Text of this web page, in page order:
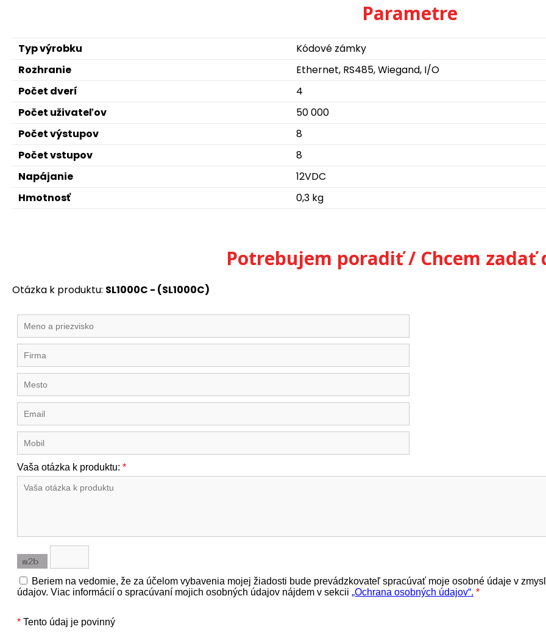
Parametre
Typ výrobku
Kódové zámky
Rozhranie
Ethernet, RS485, Wiegand, I/O
Počet dverí
4
Počet uživateľov
50 000
Počet výstupov
8
Počet vstupov
8
Napájanie
12VDC
Hmotnosť
0,3 kg
Potrebujem poradiť / Chcem zadať
Otázka k produktu: SL1000C - (SL1000C)